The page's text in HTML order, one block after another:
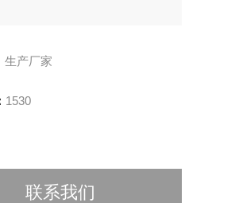
生产厂家
1530
联系我们